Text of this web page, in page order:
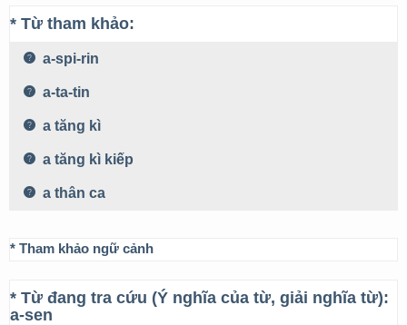
* Từ tham khảo:
a-spi-rin
a-ta-tin
a tăng kì
a tăng kì kiếp
a thân ca
* Tham khảo ngữ cảnh
* Từ đang tra cứu (Ý nghĩa của từ, giải nghĩa từ):
a-sen